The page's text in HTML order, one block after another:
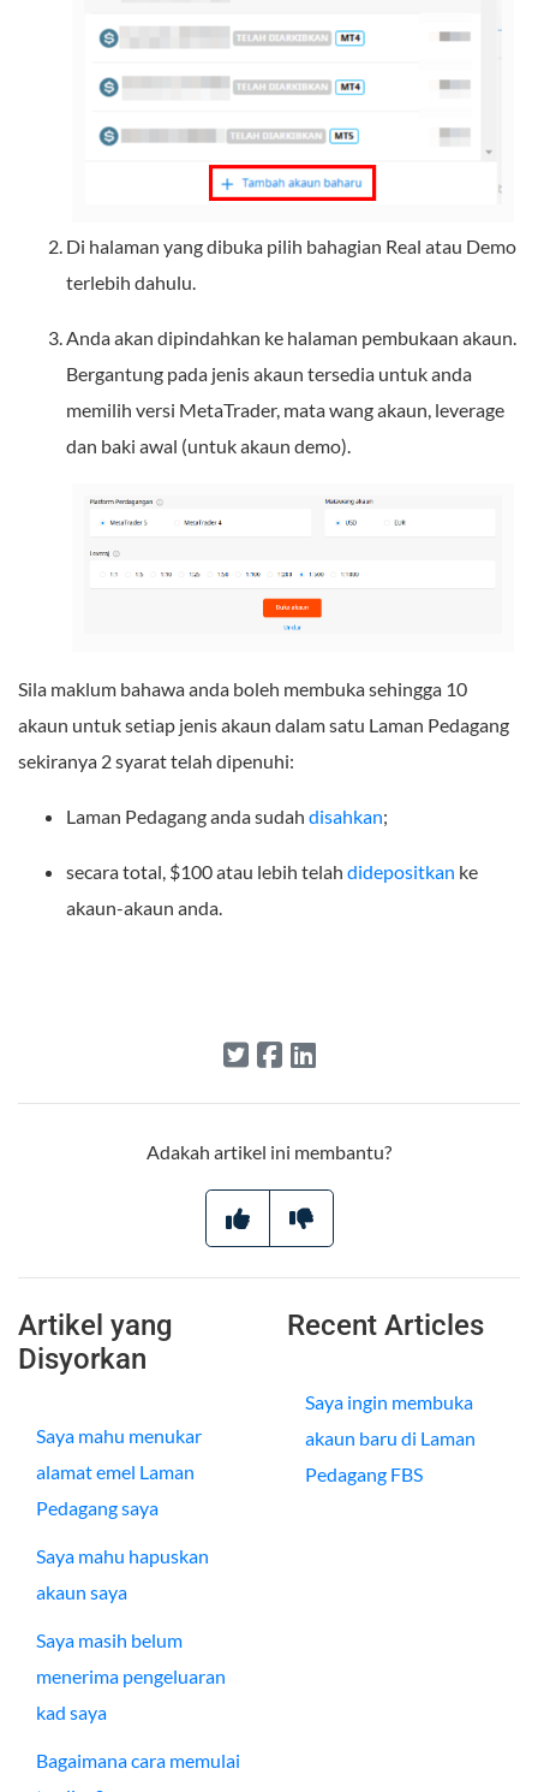
Di halaman yang dibuka pilih bahagian Real atau Demo
terlebih dahulu.
Anda akan dipindahkan ke halaman pembukaan akaun.
Bergantung pada jenis akaun tersedia untuk anda
memilih versi MetaTrader, mata wang akaun, leverage
dan baki awal (untuk akaun demo).
Sila maklum bahawa anda boleh membuka sehingga 10
akaun untuk setiap jenis akaun dalam satu Laman Pedagang
sekiranya 2 syarat telah dipenuhi:
Laman Pedagang anda sudah disahkan;
secara total, $100 atau lebih telah didepositkan ke
akaun-akaun anda.
Adakah artikel ini membantu?
Artikel yang
Disyorkan
Saya mahu menukar
alamat emel Laman
Pedagang saya
Saya mahu hapuskan
akaun saya
Saya masih belum
menerima pengeluaran
kad saya
Bagaimana cara memulai
Recent Articles
Saya ingin membuka
akaun baru di Laman
Pedagang FBS